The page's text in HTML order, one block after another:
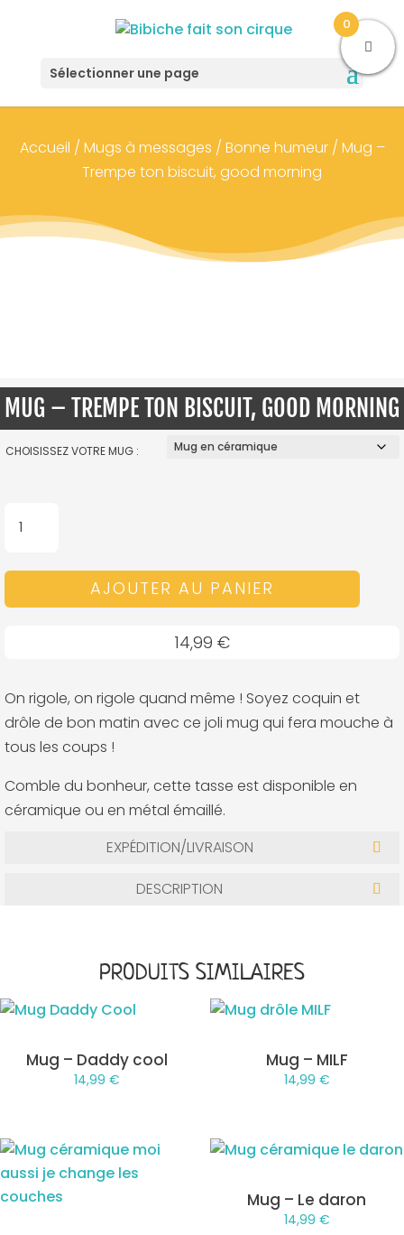
Sélectionner une page
Accueil / Mugs à messages / Bonne humeur/ Mug –
Trempe ton biscuit, good morning
MUG – TREMPE TON BISCUIT, GOOD MORNING
CHOISISSEZ VOTRE MUG :
TREMPE
MORNING
AJOUTER AU PANIER
14,99 €
On rigole, on rigole quand même ! Soyez coquin et
drôle de bon matin avec ce joli mug qui fera mouche à
tous les coups !
Comble du bonheur, cette tasse est disponible en
céramique ou en métal émaillé.
EXPÉDITION/LIVRAISON
DESCRIPTION
PRODUITS SIMILAIRES
Mug – Daddy cool
14,99€
Mug – MILF
14,99 €
Mug – Le daron
14,99 €
0